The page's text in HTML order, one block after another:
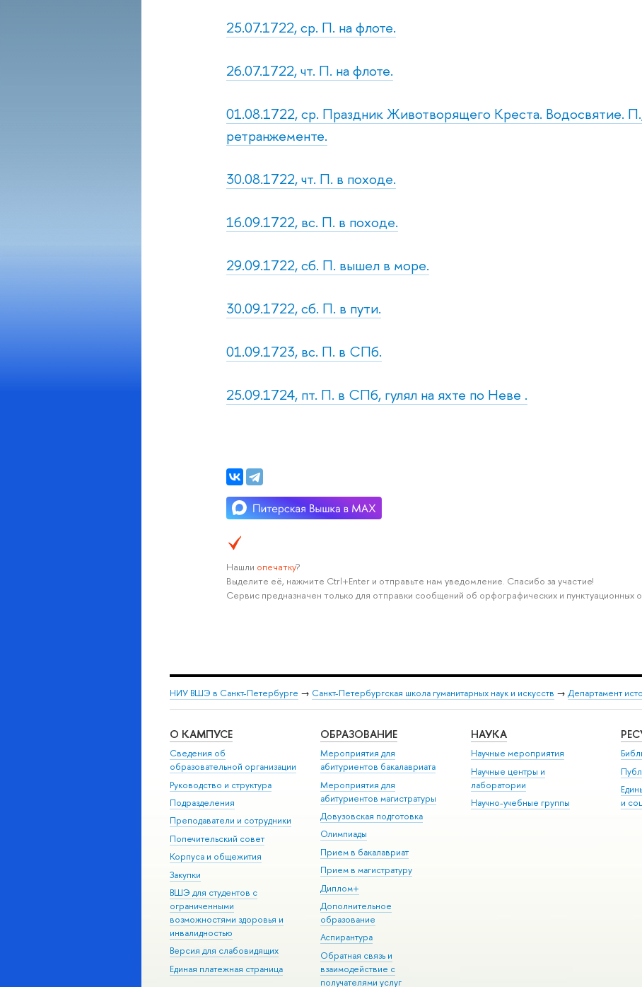
25.07.1722, ср. П. на флоте.
26.07.1722, чт. П. на флоте.
01.08.1722, ср. Праздник Животворящего Креста. Водосвятие.
ретранжементе.
30.08.1722, чт. П. в походе.
16.09.1722, вс. П. в походе.
29.09.1722, сб. П. вышел в море.
30.09.1722, сб. П. в пути.
01.09.1723, вс. П. в СПб.
25.09.1724, пт. П. в СПб, гулял на яхте по Неве .
Нашли опечатку?
Выделите её, нажмите Ctrl+Enter и отправьте нам уведомление. Спасибо за участие!
Сервис предназначен только для отправки сообщений об орфографических и пунктуационных
НИУ ВШЭ в Санкт-Петербурге → Санкт-Петербургская школа гуманитарных наук и искусств → Департамент
О КАМПУСЕ
Сведения об
образовательной организации
Руководство и структура
Подразделения
Преподаватели и сотрудники
Попечительский совет
Корпуса и общежития
Закупки
ВШЭ для студентов с
ограниченными
возможностями здоровья и
инвалидностью
Версия для слабовидящих
Единая платежная страница
ОБРАЗОВАНИЕ
Мероприятия для
абитуриентов бакалавриата
Мероприятия для
абитуриентов магистратуры
Довузовская подготовка
Олимпиады
Прием в бакалавриат
Прием в магистратуру
Диплом+
Дополнительное
образование
Аспирантура
Обратная связь и
взаимодействие с
получателями услуг
НАУКА
Научные мероприятия
Научные центры и
лаборатории
Научно-учебные группы
и